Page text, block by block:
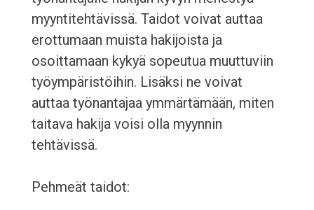
myyntitehtävissä. Taidot voivat auttaa
erottumaan muista hakijoista ja
osoittamaan kykyä sopeutua muuttuviin
työympäristöihin. Lisäksi ne voivat
auttaa työnantajaa ymmärtämään, miten
taitava hakija voisi olla myynnin
tehtävissä.
Pehmeät taidot: